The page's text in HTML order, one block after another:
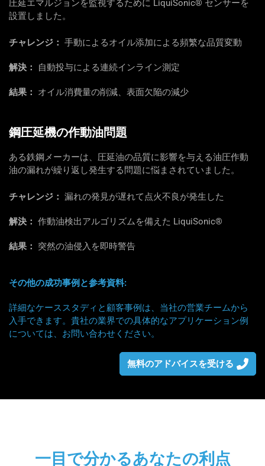
圧延エマルジョンを監視するために LiquiSonic® センサーを
設置しました。
チャレンジ： 手動によるオイル添加による頻繁な品質変動
解決： 自動投与による連続インライン測定
結果： オイル消費量の削減、表面欠陥の減少
鋼圧延機の作動油問題
ある鉄鋼メーカーは、圧延油の品質に影響を与える油圧作動
油の漏れが繰り返し発生する問題に悩まされていました。
チャレンジ： 漏れの発見が遅れて点火不良が発生した
解決： 作動油検出アルゴリズムを備えた LiquiSonic®
結果： 突然の油侵入を即時警告
その他の成功事例と参考資料:
詳細なケーススタディと顧客事例は、当社の営業チームから
入手できます。貴社の業界での具体的なアプリケーション例
については、お問い合わせください。
無料のアドバイスを受ける
一目で分かるあなたの利点